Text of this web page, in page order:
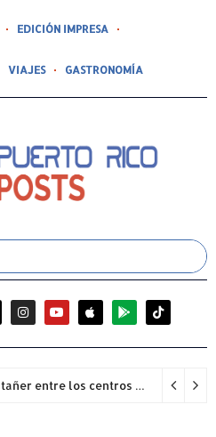
EDICIÓN IMPRESA
VIAJES GASTRONOMÍA
Hospital General de Castañer entre los centros de salud comunitarios con mejor desempeño clínico de Estados Unidos